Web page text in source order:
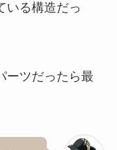
いる構造だっ
ーツだったら最